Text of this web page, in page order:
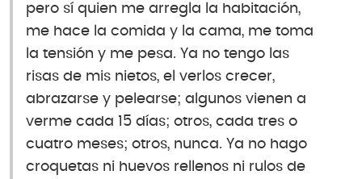
pero sí quien me arregla la habitación,
me hace la comida y la cama, me toma
la tensión y me pesa. Ya no tengo las
risas de mis nietos, el verlos crecer,
abrazarse y pelearse; algunos vienen a
verme cada 15 días; otros, cada tres o
cuatro meses; otros, nunca. Ya no hago
croquetas ni huevos rellenos ni rulos de